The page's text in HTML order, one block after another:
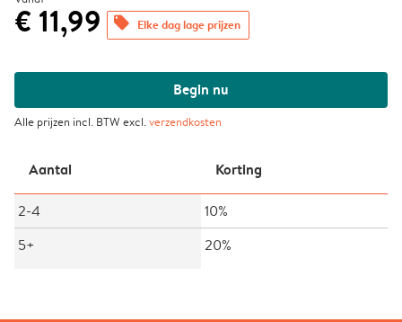
€ 11,99 offers Elke dag lage prijzen
Begin nu
Alle prijzen incl. BTW excl.verzendkosten
Aantal Korting
2-4
10%
5+
20%